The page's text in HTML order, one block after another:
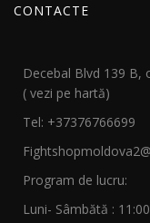
CONTACTE
Decebal Blvd 139 B,
( vezi pe hartă)
Tel: +37376766699
Program de lucru:
Luni- Sâmbătă :